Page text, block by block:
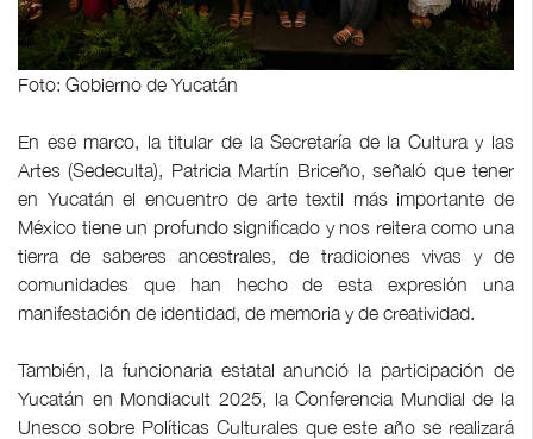
Foto: Gobierno de Yucatán
En ese marco, la titular de la Secretaría de la Cultura y las
Artes (Sedeculta), Patricia Martín Briceño, señaló que tener
en Yucatán el encuentro de arte textil más importante de
México tiene un profundo significado y nos reitera como una
tierra de saberes ancestrales, de tradiciones vivas y de
comunidades que han hecho de esta expresión una
manifestación de identidad, de memoria y de creatividad.
También, la funcionaria estatal anunció la participación de
Yucatán en Mondiacult 2025, la Conferencia Mundial de la
Unesco sobre Políticas Culturales que este año se realizará